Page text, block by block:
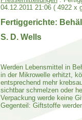
04.12.2011 21:06 ( 4922 x
Fertiggerichte:
S. D. Wells
Werden Lebensmittel in
in der Mikrowelle erhitzt,
entsprechend mehr
sichtbar schmelzen oder
Verpackung werde keine
Gegenteil: Giftstoffe